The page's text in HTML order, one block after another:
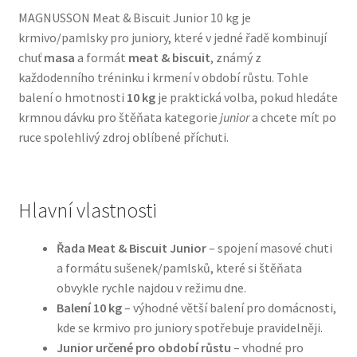
Bozita pro psy — Švédské krmivo s nordickou kvalitou
Brit pro psy
Granule pro psy
Hill’s pro psy
Hračky pro psy
MAGNUSSON Meat & Biscuit Junior 10 kg je
krmivo/pamlsky pro juniory, které v jedné řadě kombinují
chuť masa a formát meat & biscuit, známý z
každodenního tréninku i krmení v období růstu. Tohle
balení o hmotnosti 10 kgje praktická volba, pokud hledáte
krmnou dávku pro štěňata kategorie juniora chcete mít po
ruce spolehlivý zdroj oblíbené příchuti.
Hlavní vlastnosti
Řada Meat & Biscuit Junior– spojení masové chuti
a formátu sušenek/pamlsků, které si štěňata
obvykle rychle najdou v režimu dne.
Balení 10 kg– výhodné větší balení pro domácnosti,
kde se krmivo pro juniory spotřebuje pravidelněji.
Junior určené pro období růstu – vhodné pro